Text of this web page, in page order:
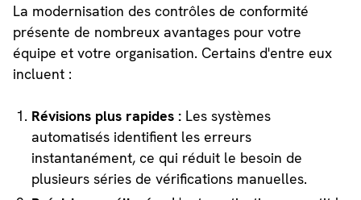
La modernisation des contrôles de conformité
présente de nombreux avantages pour votre
équipe et votre organisation. Certains d'entre eux
incluent :
Révisions plus rapides : Les systèmes
automatisés identifient les erreurs
instantanément, ce qui réduit le besoin de
plusieurs séries de vérifications manuelles.